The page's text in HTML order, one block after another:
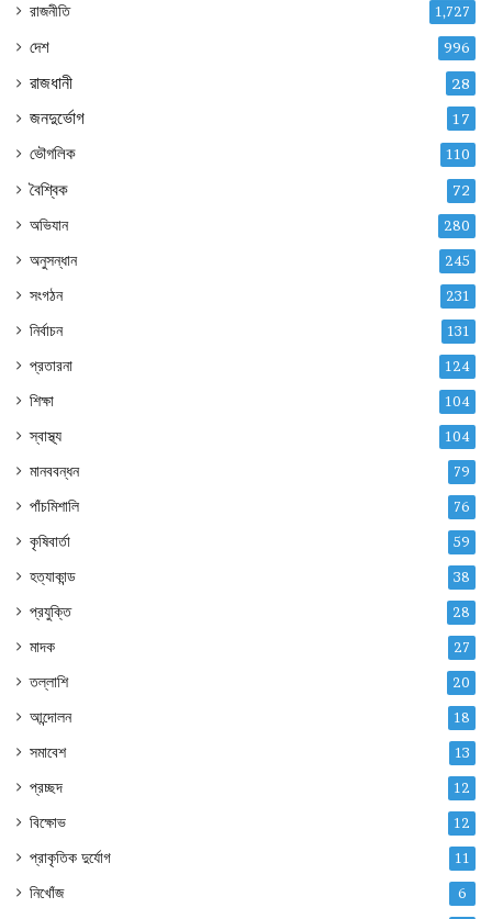
রাজনীতি 1,727
দেশ 996
রাজধানী 28
জনদুর্ভোগ 17
ভৌগলিক 110
বৈশ্বিক 72
অভিযান 280
অনুসন্ধান 245
সংগঠন 231
নির্বাচন 131
প্রতারনা 124
শিক্ষা 104
স্বাস্থ্য 104
মানববন্ধন 79
পাঁচমিশালি 76
কৃষিবার্তা 59
হত্যাকান্ড 38
প্রযুক্তি 28
মাদক 27
তল্লাশি 20
আন্দোলন 18
সমাবেশ 13
প্রচ্ছদ 12
বিক্ষোভ 12
প্রাকৃতিক দুর্যোগ 11
নিখোঁজ 6